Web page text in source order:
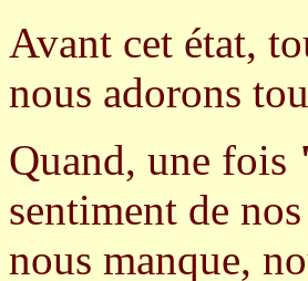
Avant cet état,
nous adorons
Quand, une fois
sentiment de
nous manque,